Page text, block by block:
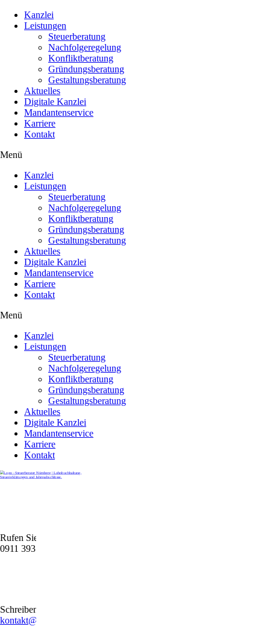
Kanzlei
Leistungen
Steuerberatung
Nachfolgeregelung
Konfliktberatung
Gründungsberatung
Gestaltungsberatung
Aktuelles
Digitale Kanzlei
Mandantenservice
Karriere
Kontakt
Menü
Kanzlei
Leistungen
Steuerberatung
Nachfolgeregelung
Konfliktberatung
Gründungsberatung
Gestaltungsberatung
Aktuelles
Digitale Kanzlei
Mandantenservice
Karriere
Kontakt
Menü
Kanzlei
Leistungen
Steuerberatung
Nachfolgeregelung
Konfliktberatung
Gründungsberatung
Gestaltungsberatung
Aktuelles
Digitale Kanzlei
Mandantenservice
Karriere
Kontakt
Rufen Sie uns gerne an
0911 39372790
Schreiben Sie uns gerne eine E-Mail
kontakt@stb-becker-zeiler.de